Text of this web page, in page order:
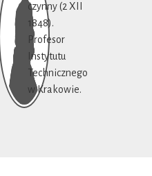
czynny (2 XII
1848).
Profesor
Instytutu
Technicznego
w Krakowie.